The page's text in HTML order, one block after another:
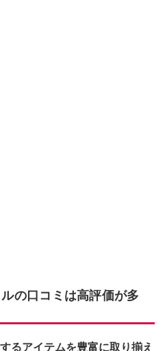
の口コミは高評価が多
るアイテムを豊富に取り揃え